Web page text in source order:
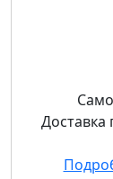
Доставка